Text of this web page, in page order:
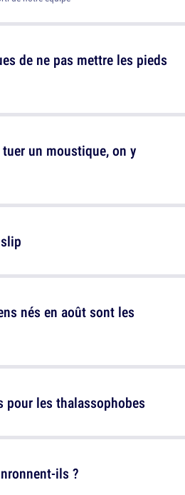
de ne pas mettre les pieds
pour les thalassophobes
un moustique, on y
nés en août sont les
ils ?